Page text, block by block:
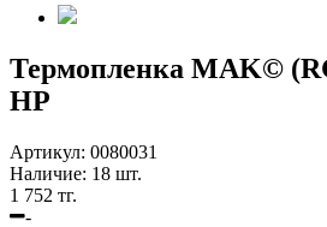
Термопленка MAK©
HP
Артикул: 0080031
Наличие: 18 шт.
1 752 тг.
-